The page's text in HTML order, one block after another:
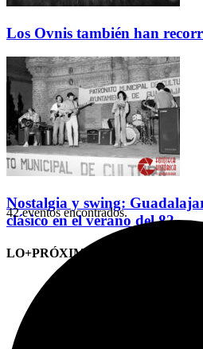
Los Ovnis también han
Nostalgia y swing:
clásico en el verano del 82
LO+PRÓXIMO (CITAS)
42 eventos encontrados.